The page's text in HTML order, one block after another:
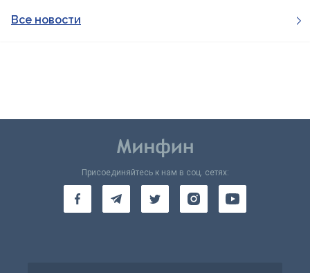
Все новости
Присоединяйтесь к нам в соц. сетях: